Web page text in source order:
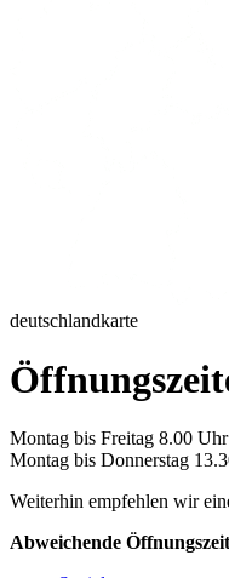
deutschlandkarte
Montag bis Freitag 8.00
Montag bis Donnerstag
Weiterhin empfehlen wir
Abweichende